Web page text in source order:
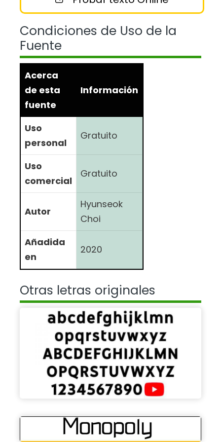
Condiciones de Uso de la
Fuente
Acerca
de esta
fuente
Información
Uso
personal
Gratuito
Uso
comercial
Gratuito
Autor
Hyunseok
Choi
Añadida
en
2020
Otras letras originales